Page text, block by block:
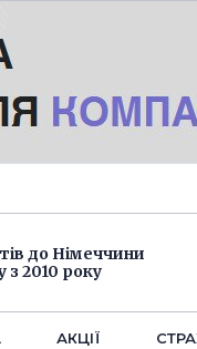
до Німеччини
з 2010 року
АКЦІЇ